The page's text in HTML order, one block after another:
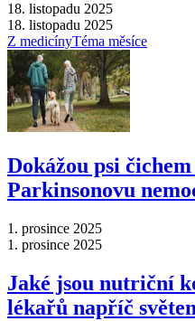
18. listopadu 2025
18. listopadu 2025
Z medicínyTéma měsíce
Dokážou psi
Parkinsonovu
1. prosince 2025
1. prosince 2025
Jaké jsou nutriční
lékařů napříč